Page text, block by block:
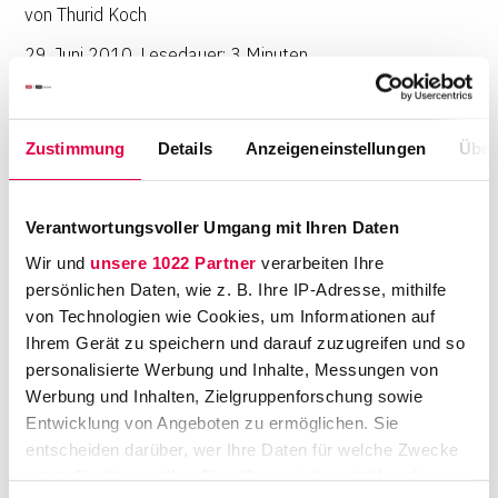
Zustimmung Details Anzeigeneinstellungen
Verantwortungsvoller Umgang mit Ihren Daten
Wir und unsere 1022 Partner verarbeiten Ihre
persönlichen Daten, wie z. B. Ihre IP-Adresse, mithilfe
von Technologien wie Cookies, um Informationen auf
Ihrem Gerät zu speichern und darauf zuzugreifen und so
personalisierte Werbung und Inhalte, Messungen von
Werbung und Inhalten, Zielgruppenforschung sowie
Entwicklung von Angeboten zu ermöglichen. Sie
entscheiden darüber, wer Ihre Daten für welche Zwecke
von Thurid Koch
29. Juni 2010 Lesedauer: 3 Minuten
Eine Lösung im Sinne aller Parteien statt die
Konfrontation zu suchen – diesen Weg sehen
viele Mandanten für sich als den besten an. Mit
einer Qualifikation als Mediator können Anwälte
Ausbildungsangebote gibt es viele, aber nicht
jedes ist geeignet, denn die Berufsordnung für
Rechtsanwälte gibt besondere Anforderungen
vor.
Komplexe Themen verlangen nach
differenzierten Lösungen, die mit
Rechtsdurchsetzung alleine nicht erreicht
werden können. Häufig kommt es Mandanten